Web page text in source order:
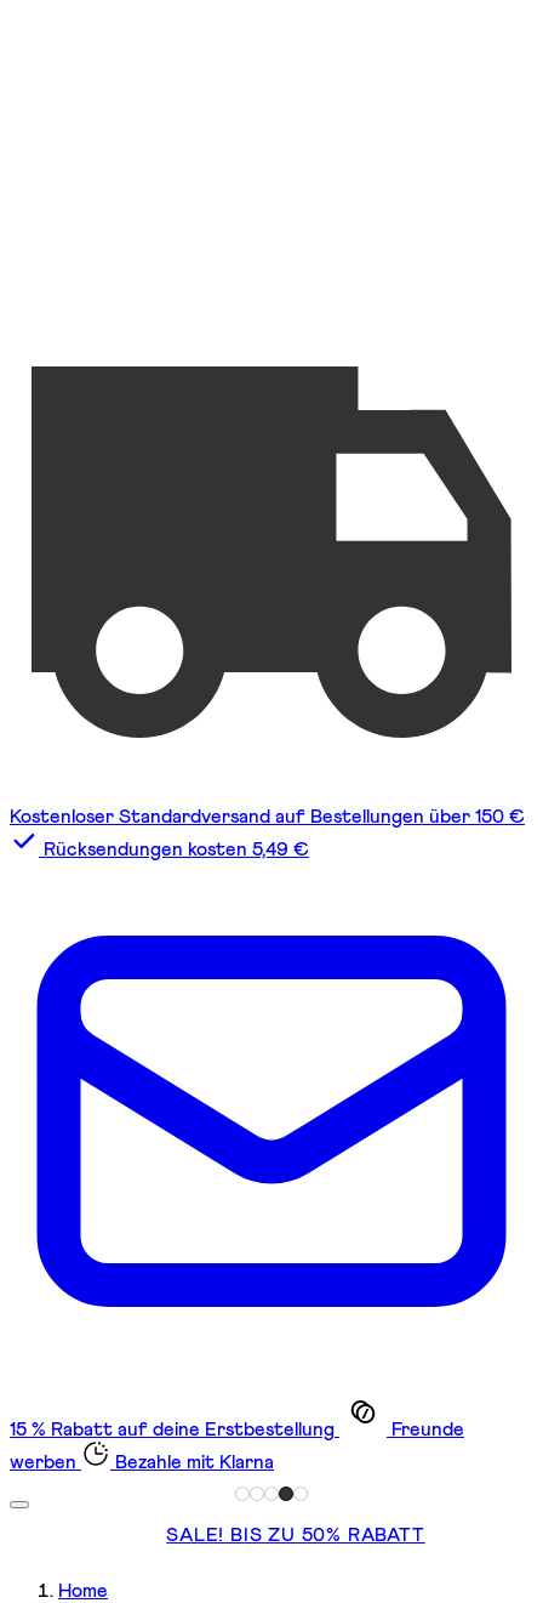
Kostenloser Standardversand auf Bestellungen über 150 €
Rücksendungen kosten 5,49 €
15 % Rabatt auf deine Erstbestellung
Freunde
werben
Bezahle mit Klarna
SALE! BIS ZU 50% RABATT
Home